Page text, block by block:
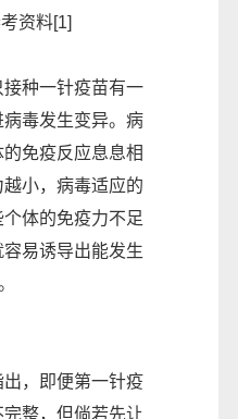
资料[1]
种一针疫苗有一
毒发生变异。病
免疫反应息息相
小，病毒适应的
体的免疫力不足
易诱导出能发生
，即便第一针疫
整，但倘若先让